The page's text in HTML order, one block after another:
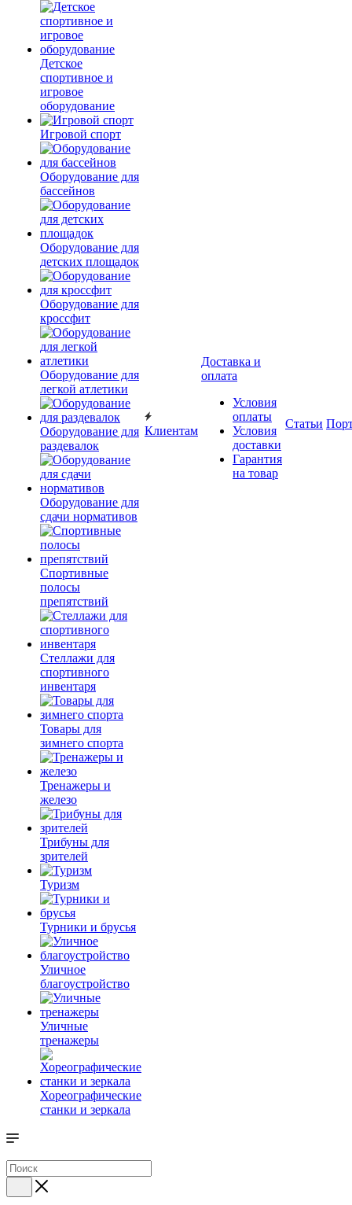
Детское
спортивное и
игровое
оборудование
Игровой спорт
Оборудование для
бассейнов
Оборудование для
детских площадок
Оборудование для
кроссфит
Оборудование для
легкой атлетики
Оборудование для
раздевалок
Оборудование для
сдачи нормативов
Спортивные
полосы
препятствий
Стеллажи для
спортивного
инвентаря
Товары для
зимнего спорта
Тренажеры и
железо
Трибуны для
зрителей
Туризм
Турники и брусья
Уличное
благоустройство
Уличные
тренажеры
Хореографические
станки и зеркала
Клиентам
Доставка и
оплата
Условия
оплаты
Условия
доставки
Гарантия
на товар
Статьи